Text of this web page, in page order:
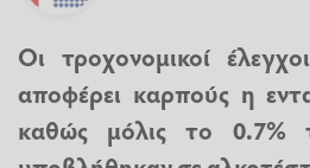
Οι τροχονομικοί
αποφέρει καρπούς η
καθώς μόλις το 0.7%